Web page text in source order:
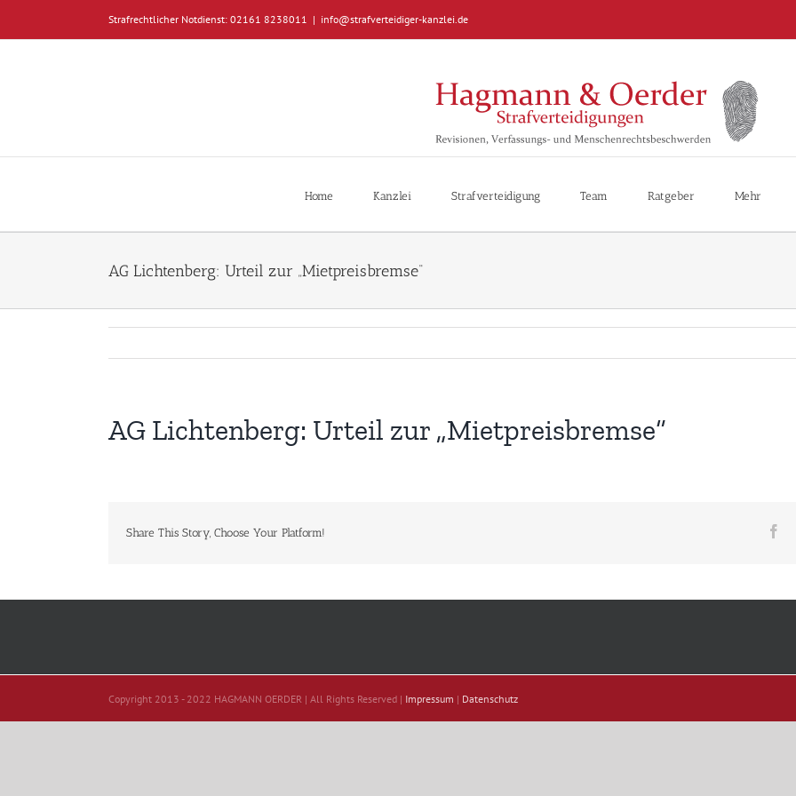
springen
Strafrechtlicher Notdienst: 02161 8238011 | info@strafverteidiger-kanzlei.de
Home Kanzlei Strafverteidigung Team Ratgeber Mehr
AG Lichtenberg: Urteil zur „Mietpreisbremse“
AG Lichtenberg: Urteil zur „Mietpreisbremse“
Share This Story, Choose Your Platform!
Copyright 2013 - 2022 HAGMANN OERDER | All Rights Reserved | Impressum | Datenschutz